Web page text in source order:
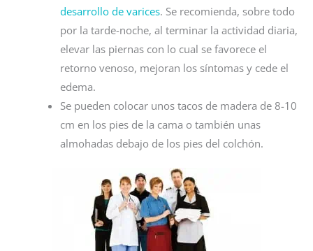
desarrollo de varices. Se recomienda, sobre todo
por la tarde-noche, al terminar la actividad diaria,
elevar las piernas con lo cual se favorece el
retorno venoso, mejoran los síntomas y cede el
edema.
Se pueden colocar unos tacos de madera de 8-10
cm en los pies de la cama o también unas
almohadas debajo de los pies del colchón.